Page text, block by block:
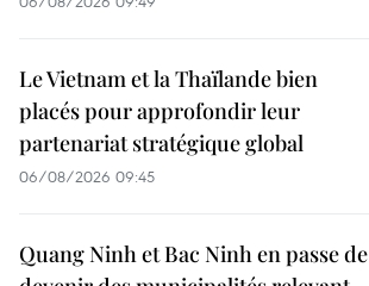
Le Vietnam et la Thaïlande bien
placés pour approfondir leur
partenariat stratégique global
06/08/2026 09:45
Quang Ninh et Bac Ninh en passe de